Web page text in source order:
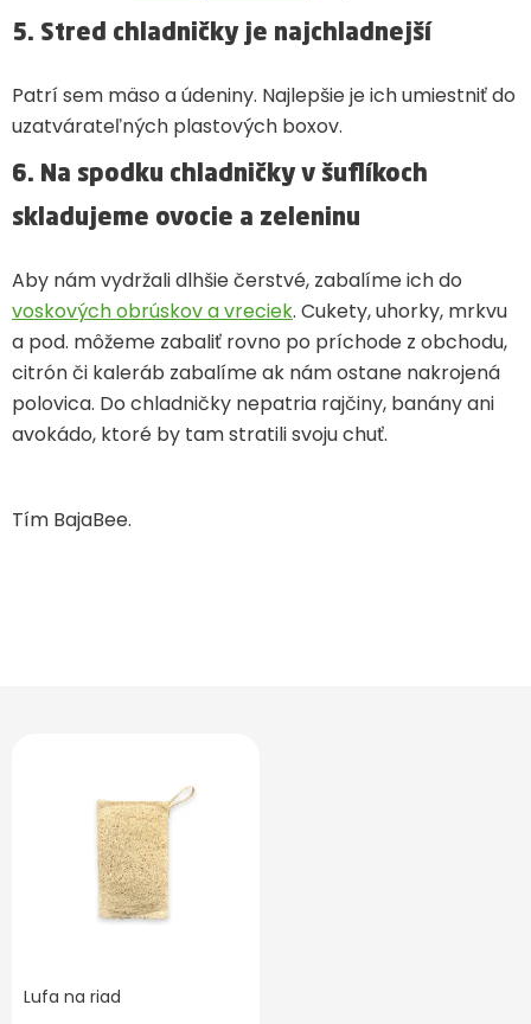
5. Stred chladničky je najchladnejší
Patrí sem mäso a údeniny. Najlepšie je ich umiestniť do
uzatvárateľných plastových boxov.
6. Na spodku chladničky v šuflíkoch
skladujeme ovocie a zeleninu
Aby nám vydržali dlhšie čerstvé, zabalíme ich do
voskových obrúskov a vreciek. Cukety, uhorky, mrkvu
a pod. môžeme zabaliť rovno po príchode z obchodu,
citrón či kaleráb zabalíme ak nám ostane nakrojená
polovica. Do chladničky nepatria rajčiny, banány ani
avokádo, ktoré by tam stratili svoju chuť.
Tím BajaBee.
Lufa na riad